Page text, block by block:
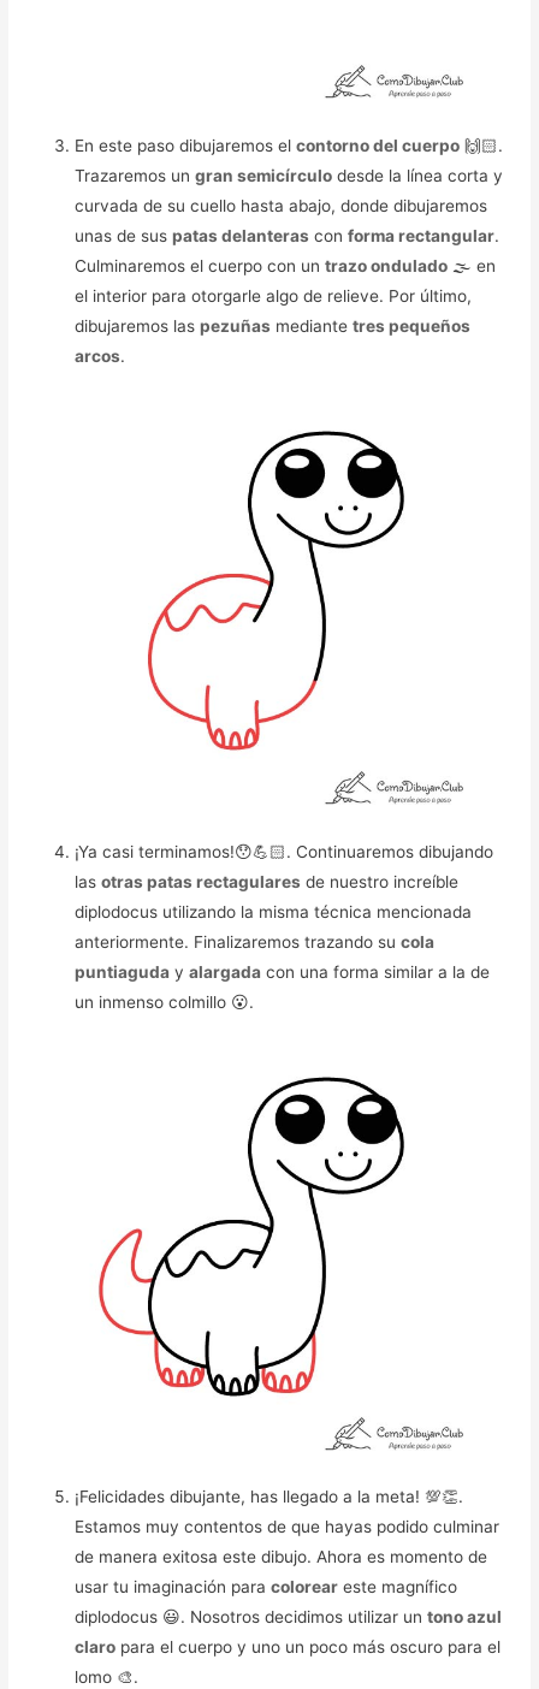
En este paso dibujaremos elcontorno del cuerpo 🙌🏻.
Trazaremos ungran semicírculo desde la línea corta y
curvada de su cuello hasta abajo, donde dibujaremos
unas de suspatas delanteras conforma rectangular.
Culminaremos el cuerpo con untrazo ondulado 🌫️ en
el interior para otorgarle algo de relieve. Por último,
dibujaremos laspezuñas mediantetres pequeños
arcos.
¡Ya casi terminamos!😯💪🏻. Continuaremos dibujando
lasotras patas rectagulares de nuestro increíble
diplodocus utilizando la misma técnica mencionada
anteriormente. Finalizaremos trazando sucola
puntiaguda yalargada con una forma similar a la de
un inmenso colmillo 😮.
¡Felicidades dibujante, has llegado a la meta! 💯👏.
Estamos muy contentos de que hayas podido culminar
de manera exitosa este dibujo. Ahora es momento de
usar tu imaginación paracolorear este magnífico
diplodocus 😃. Nosotros decidimos utilizar untono azul
claro para el cuerpo y uno un poco más oscuro para el
lomo 🎨.